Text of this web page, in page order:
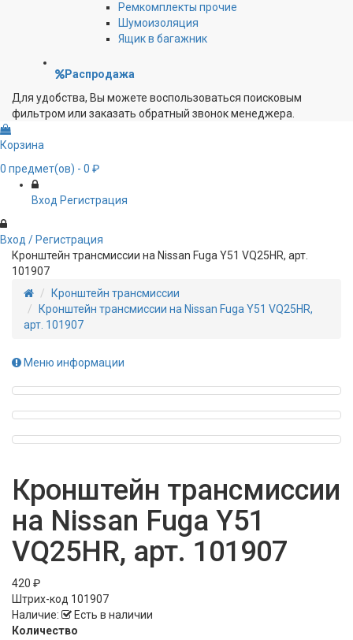
Ремкомплекты прочие
Шумоизоляция
Ящик в багажник
Распродажа
Для удобства, Вы можете воспользоваться поисковым
фильтром или заказать обратный звонок менеджера.
Корзина
0 предмет(ов) - 0 ₽
Вход Регистрация
Вход / Регистрация
Кронштейн трансмиссии на Nissan Fuga Y51 VQ25HR, арт.
101907
Кронштейн трансмиссии
Кронштейн трансмиссии на Nissan Fuga Y51 VQ25HR,
арт. 101907
Меню информации
Кронштейн трансмиссии
на Nissan Fuga Y51
VQ25HR, арт. 101907
420 ₽
Штрих-код 101907
Наличие:
Есть в наличии
Количество